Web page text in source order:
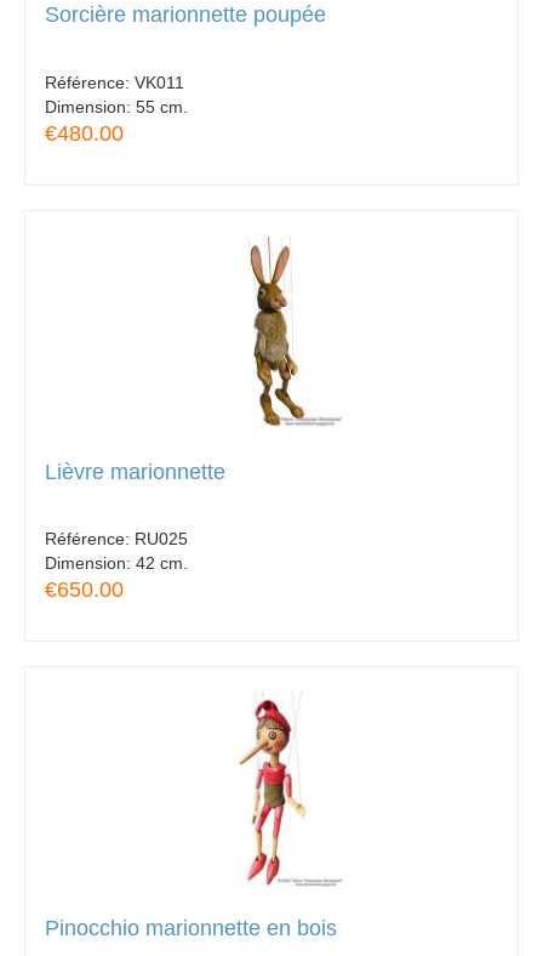
Sorcière marionnette poupée
Référence: VK011
Dimension: 55 cm.
€480.00
Lièvre marionnette
Référence: RU025
Dimension: 42 cm.
€650.00
Pinocchio marionnette en bois